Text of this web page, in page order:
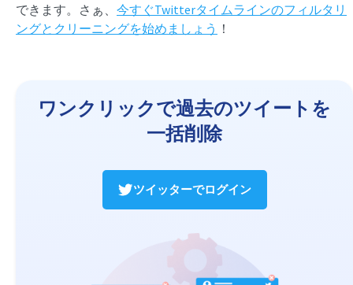
できます。さぁ、 今すぐTwitterタイムラインのフィルタリ
ングとクリーニングを始めましょう ！
ワンクリックで過去のツイートを
一括削除
ツイッターでログイン